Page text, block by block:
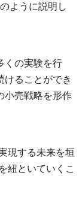
ように説明し
くの実験を行
けることができ
小売戦略を形作
現する未来を垣
紐といていくこ